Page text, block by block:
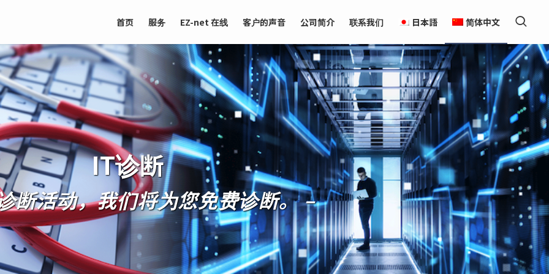
首页 服务 EZ-net 在线 客户的声音 公司简介 联系我们 日本語 简体中文
IT诊断
断活动，我们将为您免费诊断。 –